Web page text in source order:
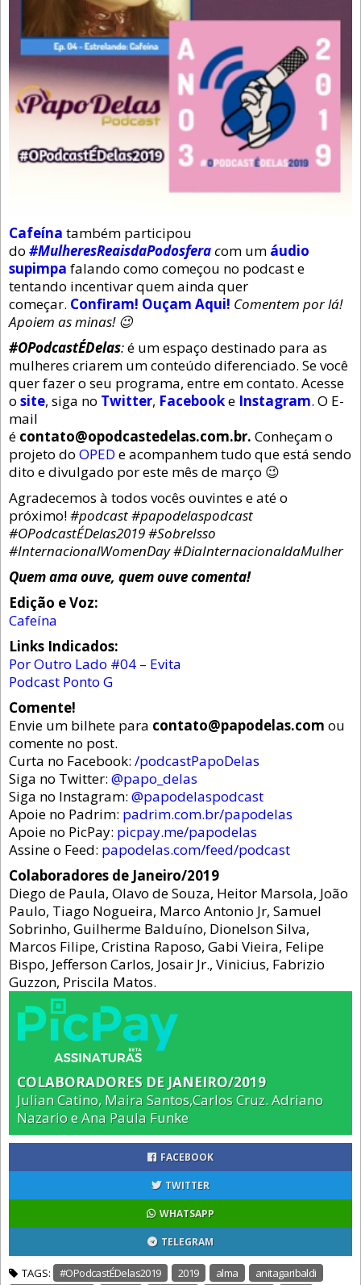
Cafeína também participou
do #MulheresReaisdaPodosferacom um áudio
supimpa falando como começou no podcast e
tentando incentivar quem ainda quer
começar. Confiram! Ouçam Aqui! Comentem por lá!
Apoiem as minas! 😉
#OPodcastÉDelas:é um espaço destinado para as
mulheres criarem um conteúdo diferenciado. Se você
quer fazer o seu programa, entre em contato. Acesse
o site, siga no Twitter, Facebooke Instagram. O E-
mail
é contato@opodcastedelas.com.br. Conheçam o
projeto do OPED e acompanhem tudo que está sendo
dito e divulgado por este mês de março 😉
Agradecemos à todos vocês ouvintes e até o
próximo!#podcast #papodelaspodcast
#OPodcastÉDelas2019 #SobreIsso
#InternacionalWomenDay #DiaInternacionaldaMulher
Quem ama ouve, quem ouve comenta!
Edição e Voz:
Cafeína
Links Indicados:
Por Outro Lado #04 – Evita
Podcast Ponto G
Comente!
Envie um bilhete para contato@papodelas.com ou
comente no post.
Curta no Facebook: /podcastPapoDelas
Siga no Twitter: @papo_delas
Siga no Instagram: @papodelaspodcast
Apoie no Padrim: padrim.com.br/papodelas
Apoie no PicPay: picpay.me/papodelas
Assine o Feed: papodelas.com/feed/podcast
Colaboradores de Janeiro/2019
Diego de Paula, Olavo de Souza, Heitor Marsola, João
Paulo, Tiago Nogueira, Marco Antonio Jr, Samuel
Sobrinho, Guilherme Balduíno, Dionelson Silva,
Marcos Filipe, Cristina Raposo, Gabi Vieira, Felipe
Bispo, Jefferson Carlos, Josair Jr., Vinicius, Fabrizio
Guzzon, Priscila Matos.
COLABORADORES DE JANEIRO/2019
Julian Catino, Maira Santos,Carlos Cruz. Adriano
Nazario e Ana Paula Funke
FACEBOOK
TWITTER
WHATSAPP
TELEGRAM
TAGS: #OPodcastÉDelas2019 2019 alma
anitagaribaldi